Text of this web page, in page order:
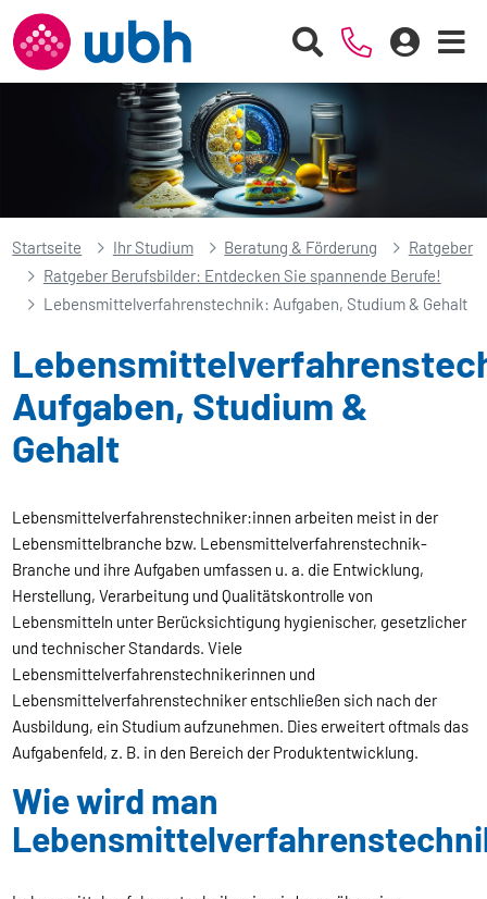
Startseite Ihr Studium Beratung & Förderung
Ratgeber
Ratgeber Berufsbilder: Entdecken Sie spannende Berufe!
Lebensmittelverfahrenstechnik: Aufgaben, Studium & Gehalt
Aufgaben, Studium &
Gehalt
Lebensmittelverfahrenstechniker:innen arbeiten meist in der
Lebensmittelbranche bzw. Lebensmittelverfahrenstechnik-
Branche und ihre Aufgaben umfassen u. a. die Entwicklung,
Herstellung, Verarbeitung und Qualitätskontrolle von
Lebensmitteln unter Berücksichtigung hygienischer, gesetzlicher
und technischer Standards. Viele
Lebensmittelverfahrenstechnikerinnen und
Lebensmittelverfahrenstechniker entschließen sich nach der
Ausbildung, ein Studium aufzunehmen. Dies erweitert oftmals das
Aufgabenfeld, z. B. in den Bereich der Produktentwicklung.
Wie wird man